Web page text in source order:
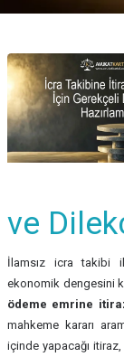
ve
İlamsız icra takibi
ekonomik dengesini
ödeme emrine
mahkeme kararı
içinde yapacağı